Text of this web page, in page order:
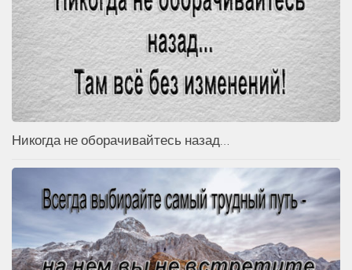
Никогда не оборачивайтесь назад…